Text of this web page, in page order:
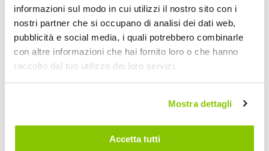
informazioni sul modo in cui utilizzi il nostro sito con i
nostri partner che si occupano di analisi dei dati web,
pubblicità e social media, i quali potrebbero combinarle
con altre informazioni che hai fornito loro o che hanno
raccolto dal tuo utilizzo dei loro servizi.
Mostra dettagli
Accetta tutti
48H 48H